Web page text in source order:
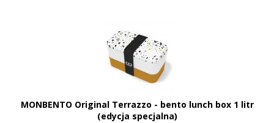
MONBENTO Original Terrazzo - bento lunch box 1 litr
(edycja specjalna)